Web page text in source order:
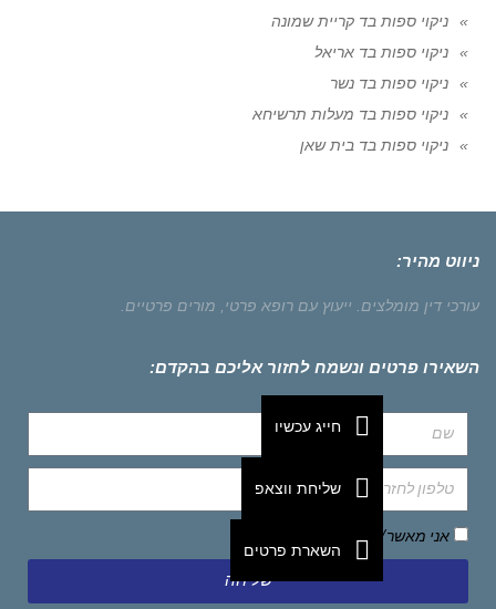
ניקוי ספות בד קריית שמונה
ניקוי ספות בד אריאל
ניקוי ספות בד נשר
ניקוי ספות בד מעלות תרשיחא
ניקוי ספות בד בית שאן
ניווט מהיר:
עורכי דין מומלצים. ייעוץ עם רופא פרטי, מורים פרטיים.
השאירו פרטים ונשמח לחזור אליכם בהקדם:
אני מאשר/ת את
שליחה
חייג עכשיו
שליחת ווצאפ
השארת פרטים